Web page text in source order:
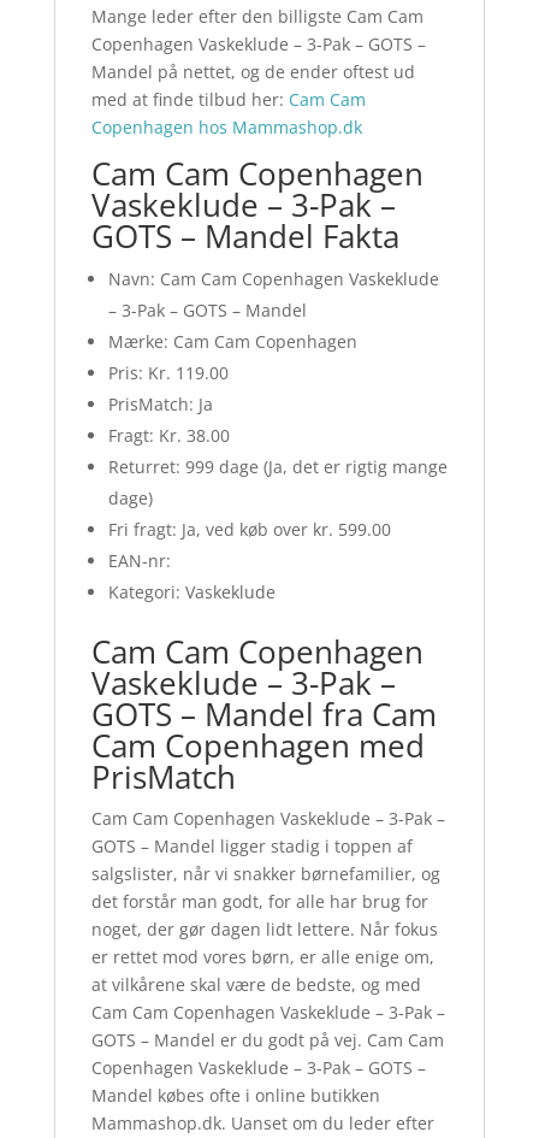
Mange leder efter den billigste Cam Cam
Copenhagen Vaskeklude – 3-Pak – GOTS –
Mandel på nettet, og de ender oftest ud
med at finde tilbud her: Cam Cam
Copenhagen hos Mammashop.dk
Cam Cam Copenhagen
Vaskeklude – 3-Pak –
GOTS – Mandel Fakta
Navn: Cam Cam Copenhagen Vaskeklude
– 3-Pak – GOTS – Mandel
Mærke: Cam Cam Copenhagen
Pris: Kr. 119.00
PrisMatch: Ja
Fragt: Kr. 38.00
Returret: 999 dage (Ja, det er rigtig mange
dage)
Fri fragt: Ja, ved køb over kr. 599.00
EAN-nr:
Kategori: Vaskeklude
Cam Cam Copenhagen
Vaskeklude – 3-Pak –
GOTS – Mandel fra Cam
Cam Copenhagen med
PrisMatch
Cam Cam Copenhagen Vaskeklude – 3-Pak –
GOTS – Mandel ligger stadig i toppen af
salgslister, når vi snakker børnefamilier, og
det forstår man godt, for alle har brug for
noget, der gør dagen lidt lettere. Når fokus
er rettet mod vores børn, er alle enige om,
at vilkårene skal være de bedste, og med
Cam Cam Copenhagen Vaskeklude – 3-Pak –
GOTS – Mandel er du godt på vej. Cam Cam
Copenhagen Vaskeklude – 3-Pak – GOTS –
Mandel købes ofte i online butikken
Mammashop.dk. Uanset om du leder efter